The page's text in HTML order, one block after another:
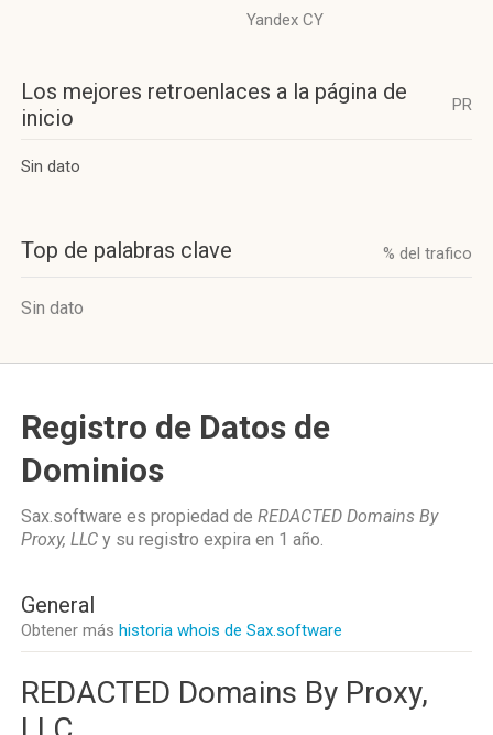
Yandex CY
Los mejores retroenlaces a la página de
inicio
PR
Sin dato
Top de palabras clave % del trafico
Sin dato
Registro de Datos de
Dominios
Sax.software es propiedad de REDACTED Domains By
Proxy, LLC y su registro expira en 1 año.
General
Obtener más historia whois de Sax.software
REDACTED Domains By Proxy,